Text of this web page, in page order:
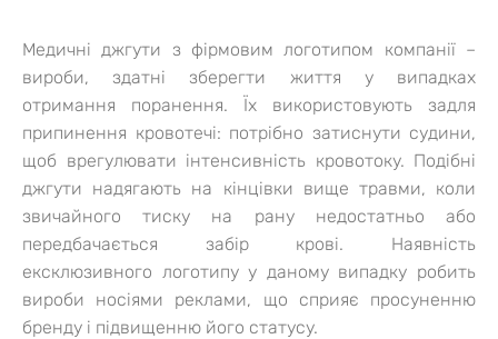
Медичні джгути з фірмовим логотипом компанії –
вироби, здатні зберегти життя у випадках
отримання поранення. Їх використовують задля
припинення кровотечі: потрібно затиснути судини,
щоб врегулювати інтенсивність кровотоку. Подібні
джгути надягають на кінцівки вище травми, коли
звичайного тиску на рану недостатньо або
передбачається забір крові. Наявність
ексклюзивного логотипу у даному випадку робить
вироби носіями реклами, що сприяє просуненню
бренду і підвищенню його статусу.